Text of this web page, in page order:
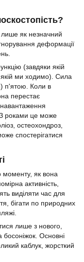
лише як незначний
деформації
(завдяки якій
ми ходимо). Сила
п'ятою. Коли в
перестає
навантаження
роками це може
остеохондроз,
спостерігатися
моменту, як вона
активність,
виділяти час для
бігати по природних
лише з нового,
босоніжок. Основні
каблук, жорсткий